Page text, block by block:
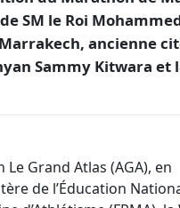
SM le Roi
ancienne
Sammy Kitwara et
Grand Atlas (AGA), en
de l’Éducation